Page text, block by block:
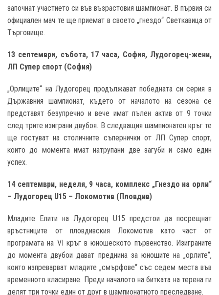
започнат участието си във възрастовия шампионат. В първия си
официален мач те ще приемат в своето „гнездо“ Светкавица от
Търговище.
13 септември, събота, 17 часа, София, Лудогорец-жени,
ЛП Супер спорт (София)
„Орлиците“ на Лудогорец продължават победната си серия в
Държавния шампионат, където от началото на сезона се
представят безупречно и вече имат пълен актив от 9 точки
след трите изиграни двубоя. В следващия шампионатен кръг те
ще гостуват на столичните съпернички от ЛП Супер спорт,
които до момента имат натрупани две загуби и само един
успех.
14 септември, неделя, 9 часа, комплекс „Гнездо на орли“
– Лудогорец U15 – Локомотив (Пловдив)
Младите Елити на Лудогорец U15 предстои да посрещнат
връстниците от пловдивския Локомотив като част от
програмата на VI кръг в юношеското първенство. Изиграните
до момента двубои дават преднина за юношите на „орлите“,
които изпреварват младите „смърфове“ със седем места във
временното класиране. Преди началото на битката на терена ги
делят три точки един от друг в шампионатното преследване.